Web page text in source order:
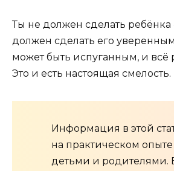
Ты не должен сделать ребёнка
должен сделать его
может быть испуганным, и всё
Это и есть настоящая смелость.
Информация в этой
на практическом
детьми и родителями.